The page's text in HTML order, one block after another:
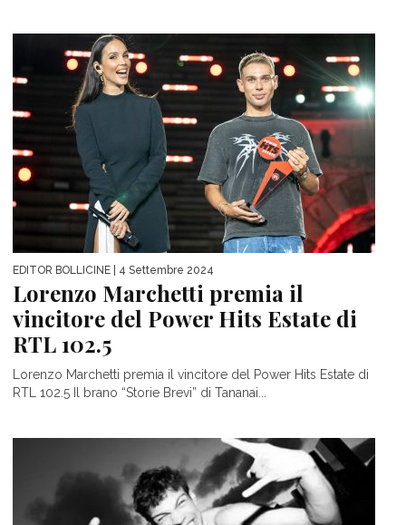
EDITOR BOLLICINE | 4 Settembre 2024
Lorenzo Marchetti premia il
vincitore del Power Hits Estate di
RTL 102.5
Lorenzo Marchetti premia il vincitore del Power Hits Estate di
RTL 102.5 Il brano “Storie Brevi” di Tananai...